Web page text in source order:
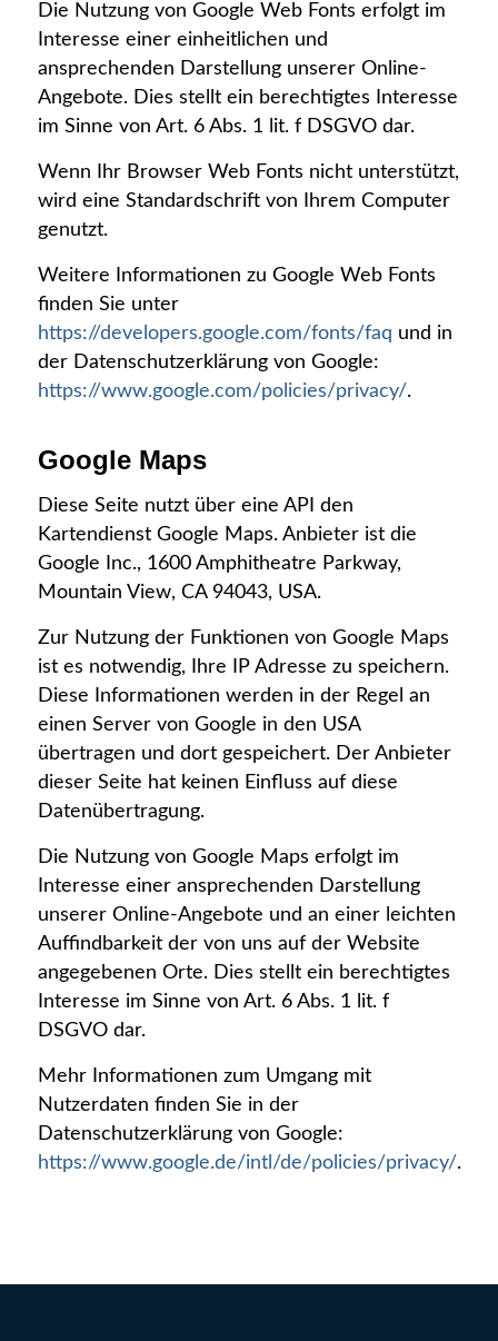
Die Nutzung von Google Web Fonts erfolgt im
Interesse einer einheitlichen und
ansprechenden Darstellung unserer Online-
Angebote. Dies stellt ein berechtigtes Interesse
im Sinne von Art. 6 Abs. 1 lit. f DSGVO dar.
Wenn Ihr Browser Web Fonts nicht unterstützt,
wird eine Standardschrift von Ihrem Computer
genutzt.
Weitere Informationen zu Google Web Fonts
finden Sie unter
https://developers.google.com/fonts/faq und in
der Datenschutzerklärung von Google:
https://www.google.com/policies/privacy/.
Google Maps
Diese Seite nutzt über eine API den
Kartendienst Google Maps. Anbieter ist die
Google Inc., 1600 Amphitheatre Parkway,
Mountain View, CA 94043, USA.
Zur Nutzung der Funktionen von Google Maps
ist es notwendig, Ihre IP Adresse zu speichern.
Diese Informationen werden in der Regel an
einen Server von Google in den USA
übertragen und dort gespeichert. Der Anbieter
dieser Seite hat keinen Einfluss auf diese
Datenübertragung.
Die Nutzung von Google Maps erfolgt im
Interesse einer ansprechenden Darstellung
unserer Online-Angebote und an einer leichten
Auffindbarkeit der von uns auf der Website
angegebenen Orte. Dies stellt ein berechtigtes
Interesse im Sinne von Art. 6 Abs. 1 lit. f
DSGVO dar.
Mehr Informationen zum Umgang mit
Nutzerdaten finden Sie in der
Datenschutzerklärung von Google:
https://www.google.de/intl/de/policies/privacy/.